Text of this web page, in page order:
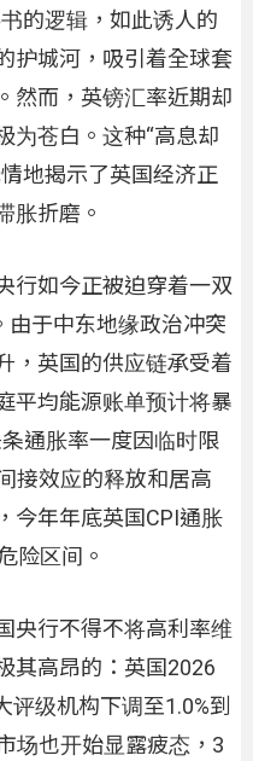
的逻辑，如此诱人的
护城河，吸引着全球套
然而，英镑汇率近期却
为苍白。这种“高息却
地揭示了英国经济正
胀折磨。
行如今正被迫穿着一双
由于中东地缘政治冲突
，英国的供应链承受着
平均能源账单预计将暴
通胀率一度因临时限
接效应的释放和居高
今年年底英国CPI通胀
险区间。
央行不得不将高利率维
其高昂的：英国2026
评级机构下调至1.0%到
场也开始显露疲态，3